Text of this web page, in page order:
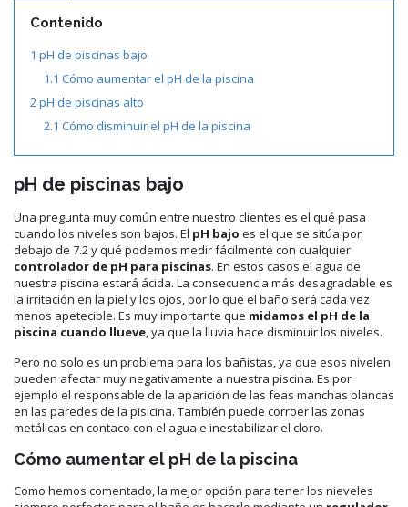
Contenido
1 pH de piscinas bajo
1.1 Cómo aumentar el pH de la piscina
2pH de piscinas alto
2.1 Cómo disminuir el pH de la piscina
pH de piscinas bajo
Una pregunta muy común entre nuestro clientes es el qué pasa
cuando los niveles son bajos. El pH bajo es el que se sitúa por
debajo de 7.2 y qué podemos medir fácilmente con cualquier
controlador de pH para piscinas. En estos casos el agua de
nuestra piscina estará ácida. La consecuencia más desagradable es
la irritación en la piel y los ojos, por lo que el baño será cada vez
menos apetecible. Es muy importante que midamos el pH de la
piscina cuando llueve, ya que la lluvia hace disminuir los niveles.
Pero no solo es un problema para los bañistas, ya que esos nivelen
pueden afectar muy negativamente a nuestra piscina. Es por
ejemplo el responsable de la aparición de las feas manchas blancas
en las paredes de la pisicina. También puede corroer las zonas
metálicas en contaco con el agua e inestabilizar el cloro.
Cómo aumentar el pH de la piscina
Como hemos comentado, la mejor opción para tener los nieveles